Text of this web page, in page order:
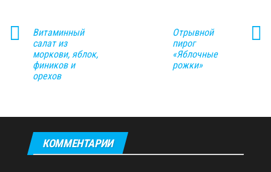
Витаминный
салат из
моркови, яблок,
фиников и
орехов
Отрывной
пирог
«Яблочные
рожки»
КОММЕНТАРИИ